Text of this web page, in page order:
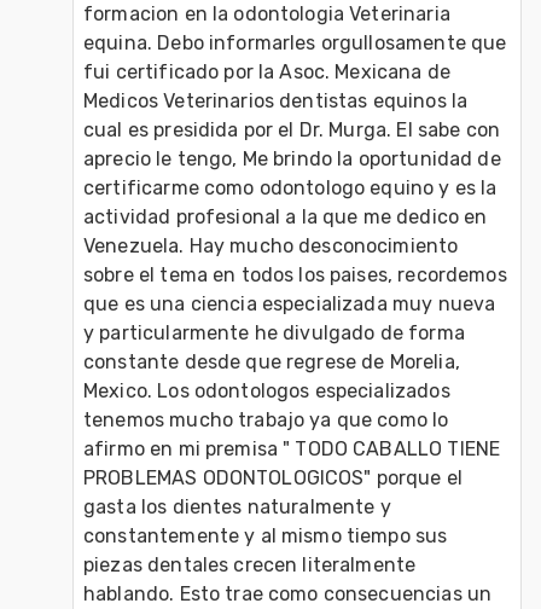
formacion en la odontologia Veterinaria
equina. Debo informarles orgullosamente que
fui certificado por la Asoc. Mexicana de
Medicos Veterinarios dentistas equinos la
cual es presidida por el Dr. Murga. El sabe con
aprecio le tengo, Me brindo la oportunidad de
certificarme como odontologo equino y es la
actividad profesional a la que me dedico en
Venezuela. Hay mucho desconocimiento
sobre el tema en todos los paises, recordemos
que es una ciencia especializada muy nueva
y particularmente he divulgado de forma
constante desde que regrese de Morelia,
Mexico. Los odontologos especializados
tenemos mucho trabajo ya que como lo
afirmo en mi premisa " TODO CABALLO TIENE
PROBLEMAS ODONTOLOGICOS" porque el
gasta los dientes naturalmente y
constantemente y al mismo tiempo sus
piezas dentales crecen literalmente
hablando. Esto trae como consecuencias un